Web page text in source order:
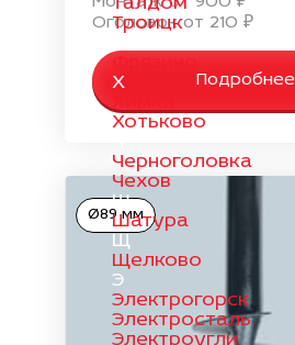
Троицк
Х
Химки
Хотьково
Черноголовка
Чехов
Ш
Шатура
Щ
Щелково
Э
Электрогорск
Электросталь
Электроугли
Оголовок от 210 ₽
Подробнее
Ø89 мм